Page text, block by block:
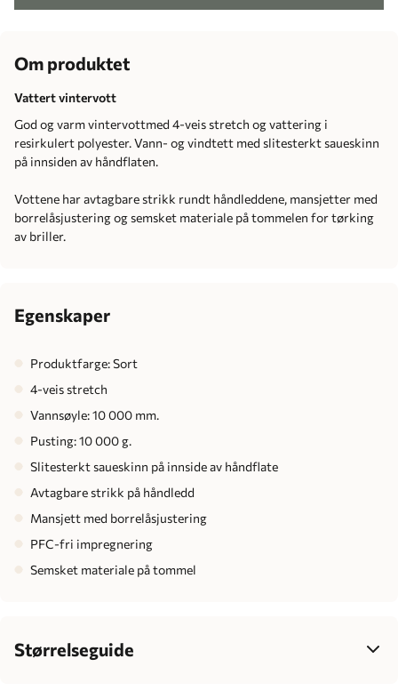
Om produktet
Vattert vintervott
God og varm vintervottmed 4-veis stretch og vattering i
resirkulert polyester. Vann- og vindtett med slitesterkt saueskinn
på innsiden av håndflaten.
Vottene har avtagbare strikk rundt håndleddene, mansjetter med
borrelåsjustering og semsket materiale på tommelen for tørking
av briller.
Egenskaper
Produktfarge: Sort
4-veis stretch
Vannsøyle: 10 000 mm.
Pusting: 10 000 g.
Slitesterkt saueskinn på innside av håndflate
Avtagbare strikk på håndledd
Mansjett med borrelåsjustering
PFC-fri impregnering
Semsket materiale på tommel
Størrelseguide